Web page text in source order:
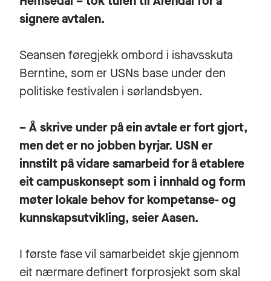
signere avtalen.
Seansen føregjekk ombord i ishavsskuta
Berntine, som er USNs base under den
politiske festivalen i sørlandsbyen.
– Å skrive under på ein avtale er fort gjort,
men det er no jobben byrjar. USN er
innstilt på vidare samarbeid for å etablere
eit campuskonsept som i innhald og form
møter lokale behov for kompetanse- og
kunnskapsutvikling, seier Aasen.
I første fase vil samarbeidet skje gjennom
eit nærmare definert forprosjekt som skal